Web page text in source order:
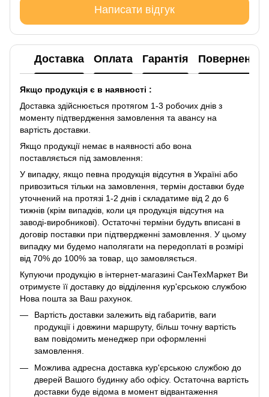
Написати відгук
Доставка Оплата Гарантія Повернення
Якщо продукція є в наявності :
Доставка здійснюється протягом 1-3 робочих днів з
моменту підтвердження замовлення та авансу на
вартість доставки.
Якщо продукції немає в наявності або вона
поставляється під замовлення:
У випадку, якщо певна продукція відсутня в Україні або
привозиться тільки на замовлення, термін доставки буде
уточнений на протязі 1-2 днів і складатиме від 2 до 6
тижнів (крім випадків, коли ця продукція відсутня на
заводі-виробникові). Остаточні терміни будуть вписані в
договір поставки при підтвердженні замовлення. У цьому
випадку ми будемо наполягати на передоплаті в розмірі
від 70% до 100% за товар, що замовляється.
Купуючи продукцію в інтернет-магазині СанТехМаркет Ви
отримуєте її доставку до відділення кур'єрською службою
Нова пошта за Ваш рахунок.
Вартість доставки залежить від габаритів, ваги
продукції і довжини маршруту, більш точну вартість
вам повідомить менеджер при оформленні
замовлення.
Можлива адресна доставка кур'єрською службою до
дверей Вашого будинку або офісу. Остаточна вартість
доставки буде відома в момент відвантаження